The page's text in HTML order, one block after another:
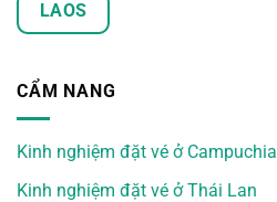
LAOS
CẨM NANG
Kinh nghiệm đặt vé ở Campuchia
Kinh nghiệm đặt vé ở Thái Lan